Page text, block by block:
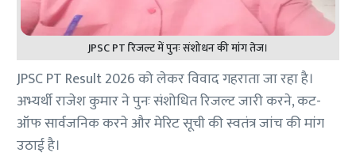
JPSC PT रिजल्ट में पुनः संशोधन की मांग तेज।
JPSC PT Result 2026 को लेकर विवाद गहराता जा रहा है।
अभ्यर्थी राजेश कुमार ने पुनः संशोधित रिजल्ट जारी करने, कट-
ऑफ सार्वजनिक करने और मेरिट सूची की स्वतंत्र जांच की मांग
उठाई है।